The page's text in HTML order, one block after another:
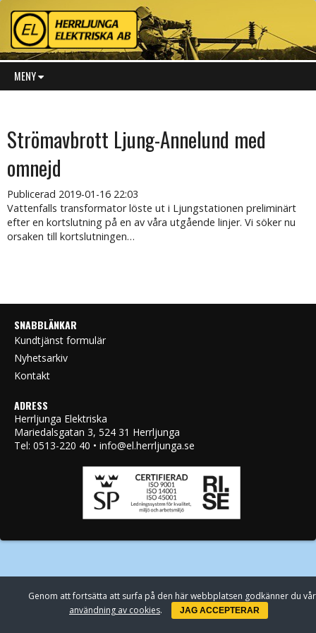
MENY
Strömavbrott Ljung-Annelund med
omnejd
Publicerad 2019-01-16 22:03
Vattenfalls transformator löste ut i Ljungstationen preliminärt
efter en kortslutning på en av våra utgående linjer. Vi söker nu
orsaken till kortslutningen…
SNABBLÄNKAR
Kundtjänst formulär
Nyhetsarkiv
Kontakt
ADRESS
Herrljunga Elektriska
Mariedalsgatan 3, 524 31 Herrljunga
Tel: 0513-220 40 • info@el.herrljunga.se
Genom att fortsätta att surfa på den här webbplatsen godkänner du vår
användning av cookies. JAG ACCEPTERAR